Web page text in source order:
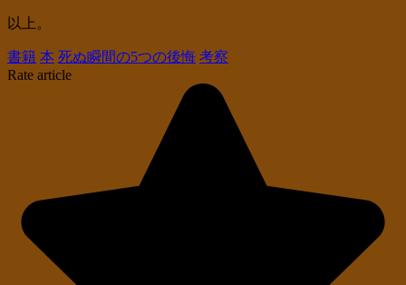
以上。
書籍 本 死ぬ瞬間の5つの後悔 考察
Rate article